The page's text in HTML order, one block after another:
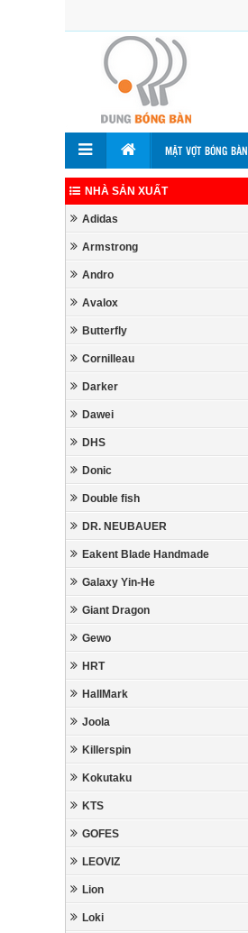
MẶT VỢT BÓNG BÀN
NHÀ SẢN XUẤT
Adidas
Armstrong
Andro
Avalox
Butterfly
Cornilleau
Darker
Dawei
DHS
Donic
Double fish
DR. NEUBAUER
Eakent Blade Handmade
Galaxy Yin-He
Giant Dragon
Gewo
HRT
HallMark
Joola
Killerspin
Kokutaku
KTS
GOFES
LEOVIZ
Lion
Loki